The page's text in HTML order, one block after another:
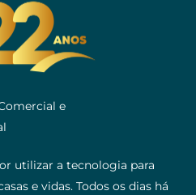
e
utilizar a tecnologia para
e vidas. Todos os dias há